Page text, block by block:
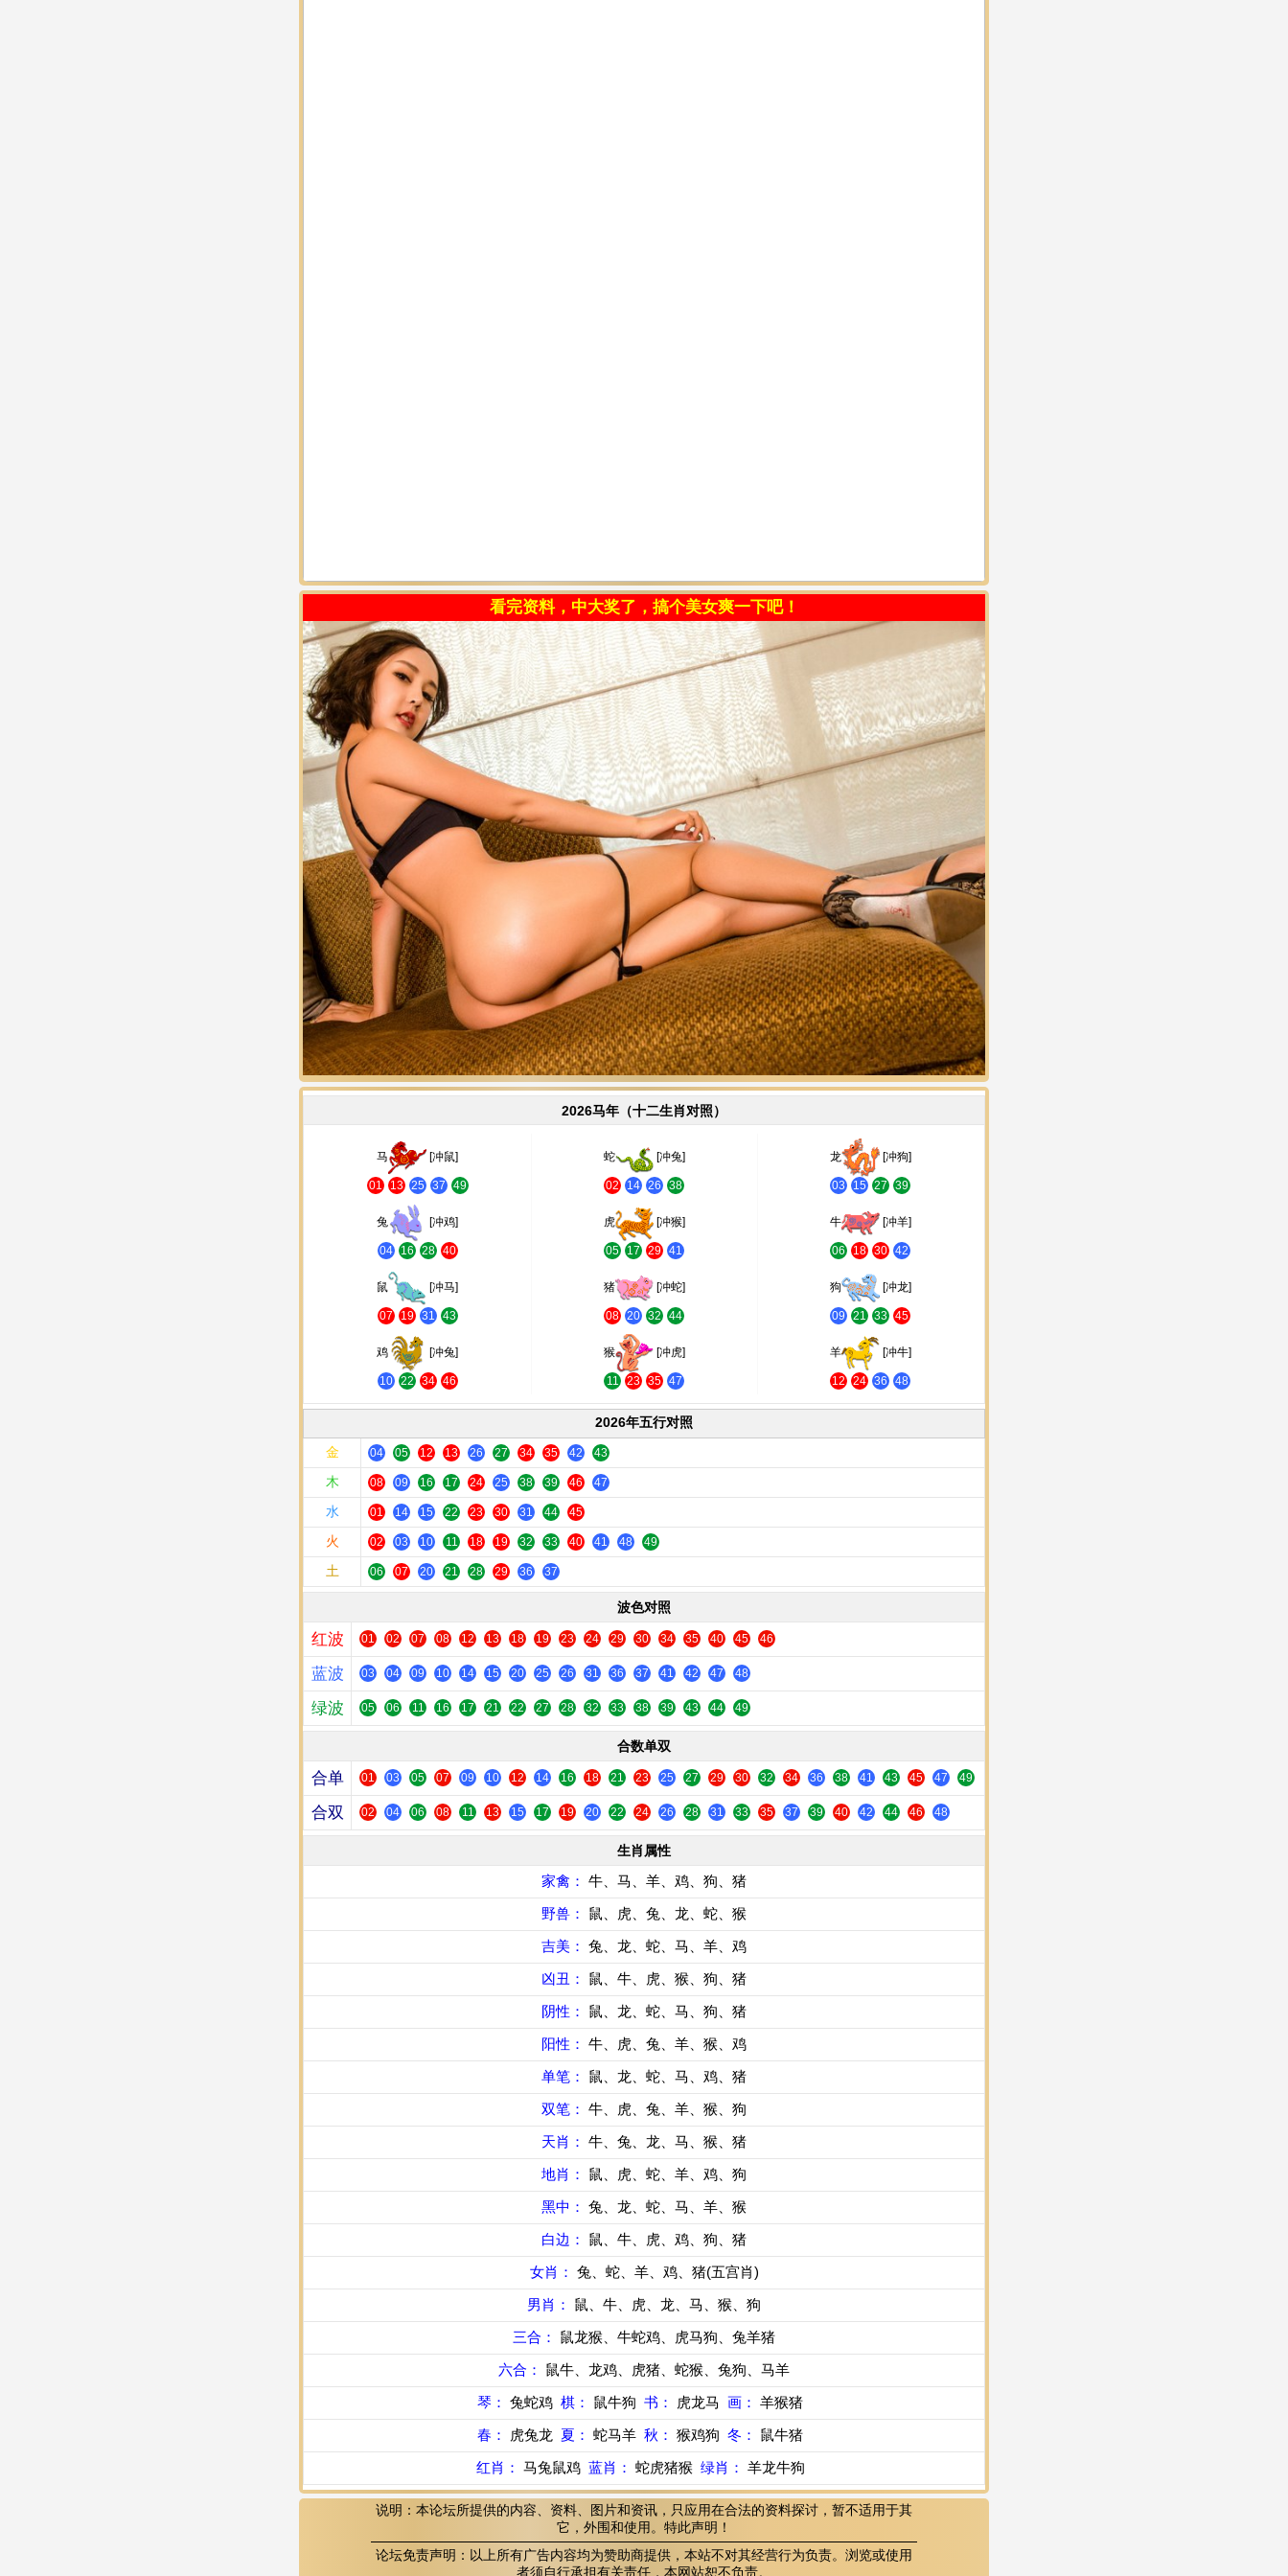
看完资料，中大奖了，搞个美女爽一下吧！
2026马年（十二生肖对照）
马 [冲鼠]
01 13 25 37 49
蛇 [冲兔]
02 14 26 38
龙 [冲狗]
03 15 27 39
兔 [冲鸡]
04 16 28 40
虎 [冲猴]
05 17 29 41
牛 [冲羊]
06 18 30 42
鼠 [冲马]
07 19 31 43
猪 [冲蛇]
08 20 32 44
狗 [冲龙]
09 21 33 45
鸡 [冲兔]
10 22 34 46
猴 [冲虎]
11 23 35 47
羊 [冲牛]
12 24 36 48
2026年五行对照
金
04 05 12 13 26 27 34 35 42 43
木 08 09 16 17 24 25 38 39 46 47
水 01 14 15 22 23 30 31 44 45
火 02 03 10 11 18 19 32 33 40 41 48 49
土 06 07 20 21 28 29 36 37
波色对照
红波 01 02 07 08 12 13 18 19 23 24 29 30 34 35 40 45 46
蓝波 03 04 09 10 14 15 20 25 26 31 36 37 41 42 47 48
绿波 05 06 11 16 17 21 22 27 28 32 33 38 39 43 44 49
合数单双
合单 01 03 05 07 09 10 12 14 16 18 21 23 25 27 29 30 32 34 36 38 41 43 45 47 49
合双 02 04 06 08 11 13 15 17 19 20 22 24 26 28 31 33 35 37 39 40 42 44 46 48
生肖属性
家禽： 牛、马、羊、鸡、狗、猪
野兽： 鼠、虎、兔、龙、蛇、猴
吉美： 兔、龙、蛇、马、羊、鸡
凶丑： 鼠、牛、虎、猴、狗、猪
阴性： 鼠、龙、蛇、马、狗、猪
阳性： 牛、虎、兔、羊、猴、鸡
单笔： 鼠、龙、蛇、马、鸡、猪
双笔： 牛、虎、兔、羊、猴、狗
天肖： 牛、兔、龙、马、猴、猪
地肖： 鼠、虎、蛇、羊、鸡、狗
黑中： 兔、龙、蛇、马、羊、猴
白边： 鼠、牛、虎、鸡、狗、猪
女肖： 兔、蛇、羊、鸡、猪(五宫肖)
男肖： 鼠、牛、虎、龙、马、猴、狗
三合： 鼠龙猴、牛蛇鸡、虎马狗、兔羊猪
六合： 鼠牛、龙鸡、虎猪、蛇猴、兔狗、马羊
琴： 兔蛇鸡 棋： 鼠牛狗 书： 虎龙马 画： 羊猴猪
春：
虎兔龙 夏： 蛇马羊 秋： 猴鸡狗 冬： 鼠牛猪
红肖： 马兔鼠鸡 蓝肖： 蛇虎猪猴 绿肖： 羊龙牛狗
说明：本论坛所提供的内容、资料、图片和资讯，只应用在合法的资料探讨，暂不适用于其
它，外围和使用。特此声明！
论坛免责声明：以上所有广告内容均为赞助商提供，本站不对其经营行为负责。浏览或使用
者须自行承担有关责任，本网站恕不负责。